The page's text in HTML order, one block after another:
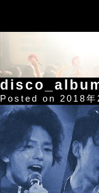
Posted on 2018